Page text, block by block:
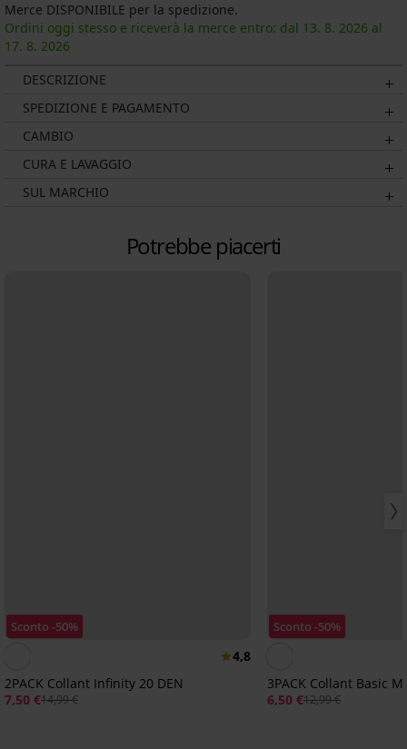
Merce DISPONIBILE per la spedizione.
Ordini oggi stesso e riceverà la merce entro: dal 13. 8. 2026 al
17. 8. 2026
DESCRIZIONE
SPEDIZIONE E PAGAMENTO
CAMBIO
CURA E LAVAGGIO
SUL MARCHIO
Potrebbe piacerti
Sconto -50%
4,8
2PACK Collant Infinity 20 DEN
7,50 €14,99 €
Sconto -50%
3PACK Collant Basic
6,50 €12,99 €